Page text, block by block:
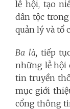
lễ hội, tạo
dân tộc
quản lý và tổ
Ba là, tiếp
những lễ hội
tin truyền
mục giới
cổng thông